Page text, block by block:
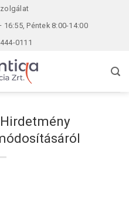
Péntek 8:00-14:00
0111